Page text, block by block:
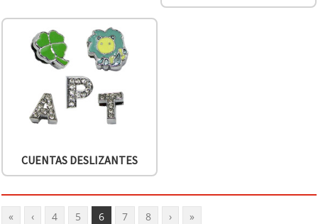
CUENTAS DESLIZANTES
« ‹ 4 5 6 7 8 › »